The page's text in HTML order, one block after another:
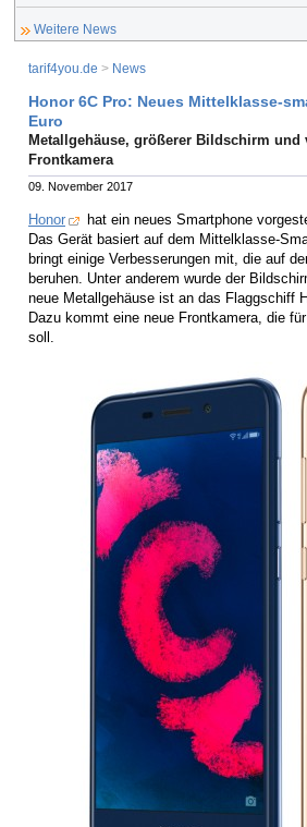
Weitere News
tarif4you.de > News
Honor 6C Pro: Neues Mittelklasse-
Euro
Metallgehäuse, größerer Bildschirm und
Frontkamera
09. November 2017
Honor hat ein neues Smartphone
Das Gerät basiert auf dem Mittelklasse-
bringt einige Verbesserungen mit, die auf
beruhen. Unter anderem wurde der
neue Metallgehäuse ist an das Flaggschiff
Dazu kommt eine neue Frontkamera, die
soll.